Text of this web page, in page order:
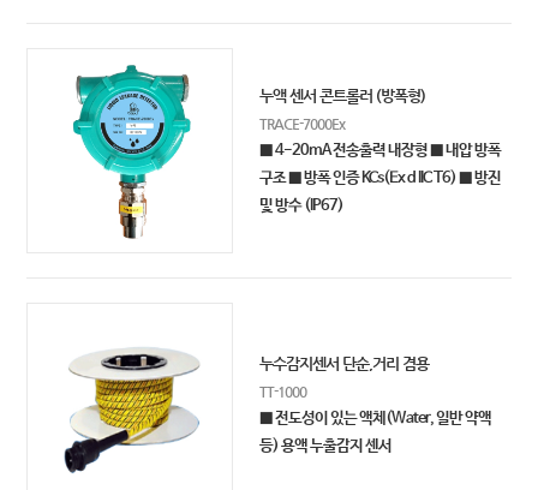
누액 센서 콘트롤러 (방폭형)
TRACE-7000Ex
■ 4-20mA 전송출력 내장형 ■ 내압 방폭
구조 ■ 방폭 인증 KCs(Ex d IIC T6) ■ 방진
및 방수 (IP67)
누수감지센서 단순,거리 겸용
TT-1000
■ 전도성이 있는 액체(Water, 일반 약액
등) 용액 누출감지 센서